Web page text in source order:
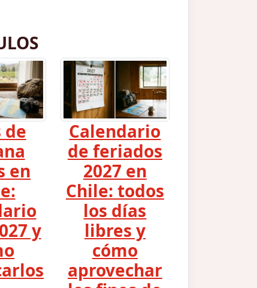
de
en
y
Calendario
de feriados
2027 en
Chile: todos
los días
libres y
cómo
aprovechar